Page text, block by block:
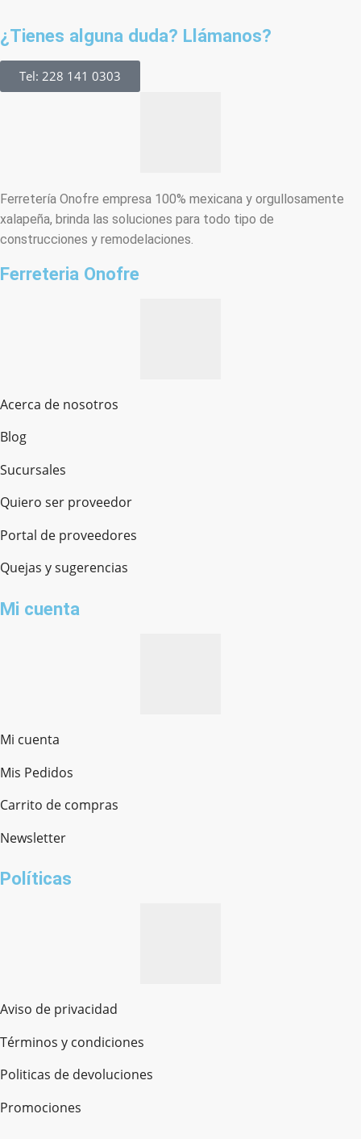
¿Tienes alguna duda? Llámanos?
Tel: 228 141 0303
Ferretería Onofre empresa 100% mexicana y orgullosamente
xalapeña, brinda las soluciones para todo tipo de
construcciones y remodelaciones.
Ferreteria Onofre
Acerca de nosotros
Blog
Sucursales
Quiero ser proveedor
Portal de proveedores
Quejas y sugerencias
Mi cuenta
Mi cuenta
Mis Pedidos
Carrito de compras
Newsletter
Políticas
Aviso de privacidad
Términos y condiciones
Politicas de devoluciones
Promociones